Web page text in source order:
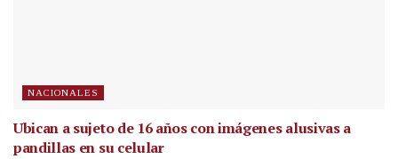
NACIONALES
Ubican a sujeto de 16 años con imágenes alusivas a
pandillas en su celular